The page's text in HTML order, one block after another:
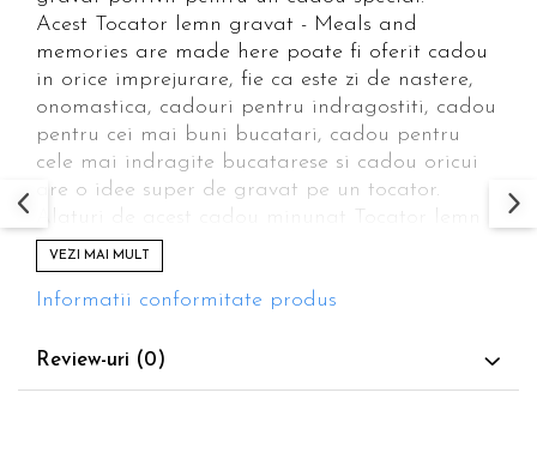
Acest Tocator lemn gravat - Meals and
memories are made here poate fi oferit cadou
in orice imprejurare, fie ca este zi de nastere,
onomastica, cadouri pentru indragostiti, cadou
pentru cei mai buni bucatari, cadou pentru
cele mai indragite bucatarese si cadou oricui
are o idee super de gravat pe un tocator.
personalizat prin gravura - Meals and
memories are made here puteti achizitiona din
magazinul Eramobile.ro cani, perne, tricouri,
personalizeaza.
VEZI MAI MULT
Informatii conformitate produs
Review-uri (0)